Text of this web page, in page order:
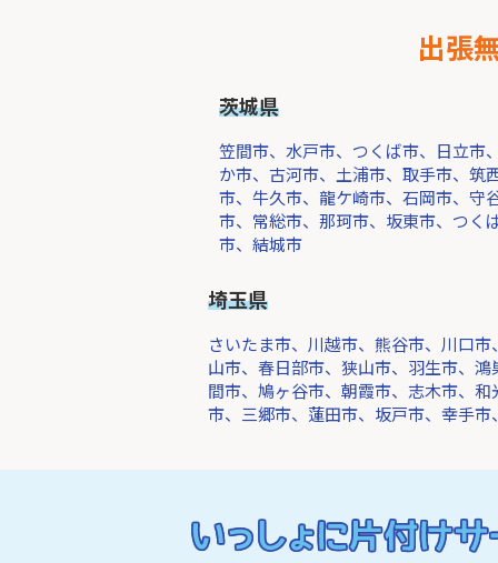
出張
茨城県
笠間市、水戸市、つくば市、日立市
か市、古河市、土浦市、取手市、筑
市、牛久市、龍ケ崎市、石岡市、守
市、常総市、那珂市、坂東市、つく
市、結城市
埼玉県
さいたま市、川越市、熊谷市、川口
山市、春日部市、狭山市、羽生市、
間市、鳩ヶ谷市、朝霞市、志木市、
市、三郷市、蓮田市、坂戸市、幸手